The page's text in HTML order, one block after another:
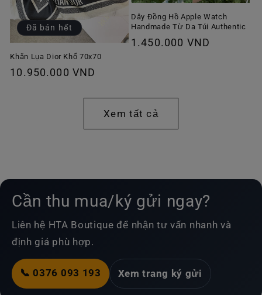
Đã bán hết
Khăn Lụa Dior Khổ 70x70
Giá
10.950.000 VND
Dây Đồng Hồ Apple Watch
Handmade Từ Da Túi Authentic
Giá
1.450.000 VND
Xem tất cả
Cần thu mua/ký gửi ngay?
Liên hệ HTA Boutique để nhận tư vấn nhanh và
định giá phù hợp.
📞 0376 093 193 Xem trang ký gửi